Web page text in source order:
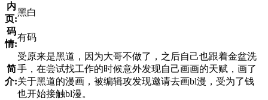
内
页:
黑白
码
情:
有码
简
介:
受原来是黑道，因为大哥不做了，之后自己也跟着金盆洗
手，在尝试找工作的时候意外发现自己画画的天赋，画了
关于黑道的漫画，被编辑攻发现邀请去画bl漫，受为了钱
也开始接触bl漫。